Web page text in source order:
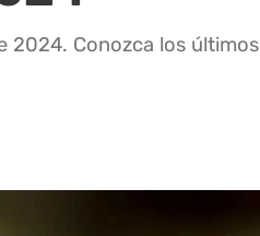
2024. Conozca los últimos